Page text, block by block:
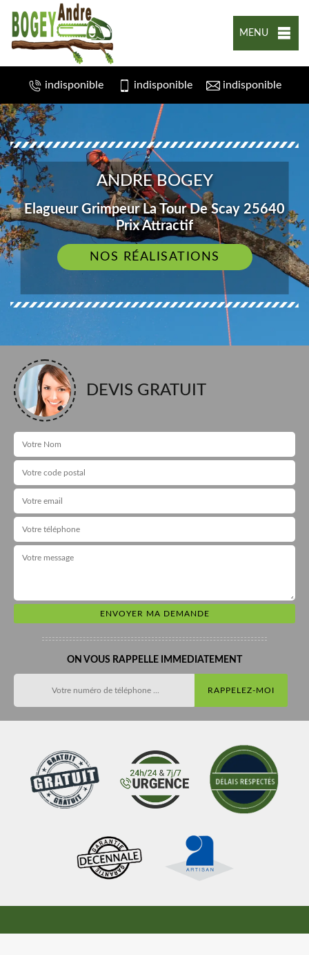
MENU
indisponible indisponible indisponible
ANDRE BOGEY
Elagueur Grimpeur La Tour De Scay 25640
Prix Attractif
NOS RÉALISATIONS
DEVIS GRATUIT
ON VOUS RAPPELLE IMMEDIATEMENT